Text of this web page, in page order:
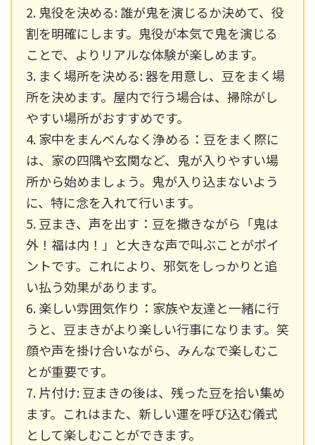
2. 鬼役を決める: 誰が鬼を演じるか決めて、役
割を明確にします。鬼役が本気で鬼を演じる
ことで、よりリアルな体験が楽しめます。
3. まく場所を決める: 器を用意し、豆をまく場
所を決めます。屋内で行う場合は、掃除がし
やすい場所がおすすめです。
4. 家中をまんべんなく浄める：豆をまく際に
は、家の四隅や玄関など、鬼が入りやすい場
所から始めましょう。鬼が入り込まないよう
に、特に念を入れて行います。
5. 豆まき、声を出す：豆を撒きながら「鬼は
外！福は内！」と大きな声で叫ぶことがポイ
ントです。これにより、邪気をしっかりと追
い払う効果があります。
6. 楽しい雰囲気作り：家族や友達と一緒に行
うと、豆まきがより楽しい行事になります。笑
顔や声を掛け合いながら、みんなで楽しむこ
とが重要です。
7. 片付け: 豆まきの後は、残った豆を拾い集め
ます。これはまた、新しい運を呼び込む儀式
として楽しむことができます。